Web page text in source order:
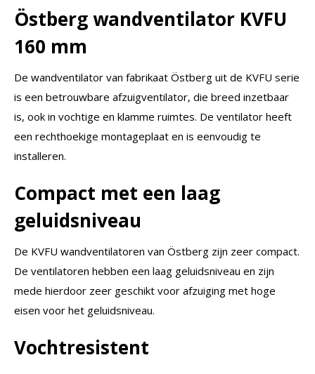
Östberg wandventilator KVFU
160 mm
De wandventilator van fabrikaat Östberg uit de KVFU serie
is een betrouwbare afzuigventilator, die breed inzetbaar
is, ook in vochtige en klamme ruimtes. De ventilator heeft
een rechthoekige montageplaat en is eenvoudig te
installeren.
Compact met een laag
geluidsniveau
De KVFU wandventilatoren van Östberg zijn zeer compact.
De ventilatoren hebben een laag geluidsniveau en zijn
mede hierdoor zeer geschikt voor afzuiging met hoge
eisen voor het geluidsniveau.
Vochtresistent